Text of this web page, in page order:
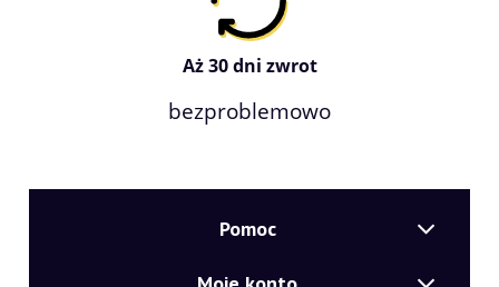
Aż 30 dni zwrot
bezproblemowo
Pomoc